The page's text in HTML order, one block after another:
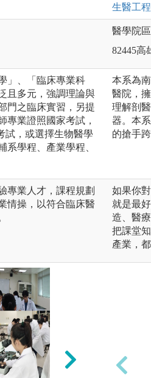
生醫工程
醫學院區
82445高
」、「臨床專業科
且多元，強調理論與
門之臨床實習，另提
專業證照國家考試，
試，或選擇生物醫學
系學程、產業學程、
本系為
醫院，
理解剖
器。本
的搶手
專業人才，課程規劃
情操，以符合臨床醫
如果你
就是最
造、醫
把課堂
產業，